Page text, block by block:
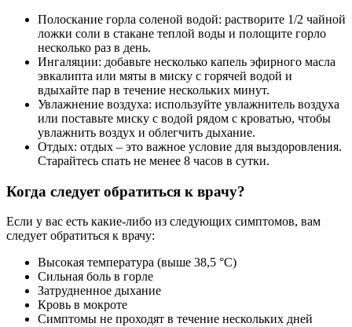
Полоскание горла соленой водой: растворите 1/2 чайной
ложки соли в стакане теплой воды и полощите горло
несколько раз в день.
Ингаляции: добавьте несколько капель эфирного масла
эвкалипта или мяты в миску с горячей водой и
вдыхайте пар в течение нескольких минут.
Увлажнение воздуха: используйте увлажнитель воздуха
или поставьте миску с водой рядом с кроватью, чтобы
увлажнить воздух и облегчить дыхание.
Отдых: отдых – это важное условие для выздоровления.
Старайтесь спать не менее 8 часов в сутки.
Когда следует обратиться к врачу?
Если у вас есть какие-либо из следующих симптомов, вам
следует обратиться к врачу:
Высокая температура (выше 38,5 °C)
Сильная боль в горле
Затрудненное дыхание
Кровь в мокроте
Симптомы не проходят в течение нескольких дней